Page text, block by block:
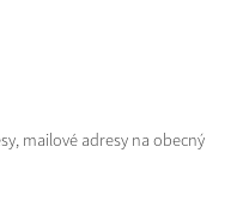
mailové adresy na obecný